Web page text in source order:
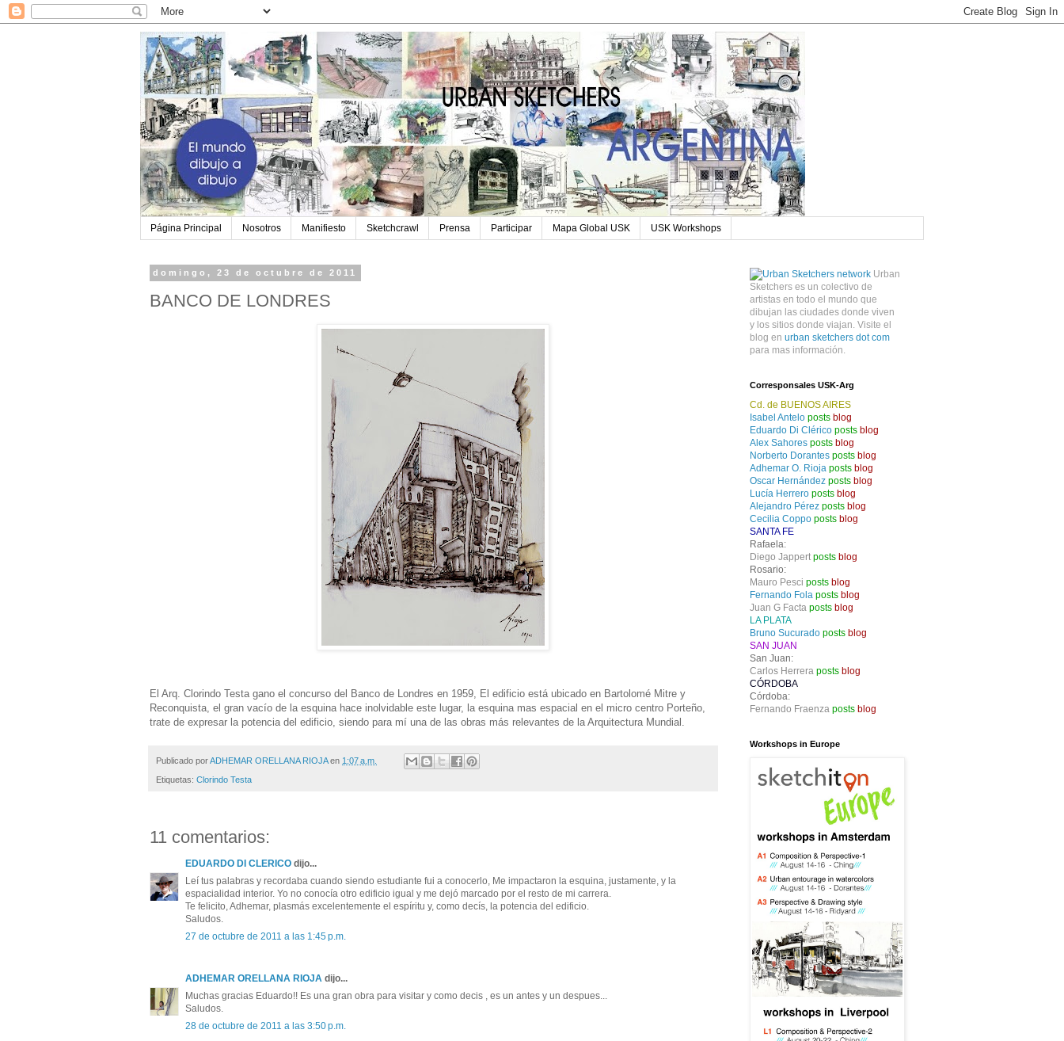
Página Principal Nosotros Manifiesto Sketchcrawl Prensa Participar Mapa Global USK USK Workshops
domingo, 23 de octubre de 2011
BANCO DE LONDRES
El Arq. Clorindo Testa gano el concurso del Banco de Londres en 1959, El edificio está ubicado en Bartolomé Mitre y
Reconquista, el gran vacío de la esquina hace inolvidable este lugar, la esquina mas espacial en el micro centro Porteño,
trate de expresar la potencia del edificio, siendo para mí una de las obras más relevantes de la Arquitectura Mundial.
Publicado porADHEMAR ORELLANA RIOJA en 1:07 a.m.
Etiquetas: Clorindo Testa
11 comentarios:
EDUARDO DI CLERICO dijo...
Leí tus palabras y recordaba cuando siendo estudiante fui a conocerlo, Me impactaron la esquina, justamente, y la
espacialidad interior. Yo no conocía otro edificio igual y me dejó marcado por el resto de mi carrera.
Te felicito, Adhemar, plasmás excelentemente el espíritu y, como decís, la potencia del edificio.
Saludos.
27 de octubre de 2011 a las 1:45 p.m.
ADHEMAR ORELLANA RIOJA dijo...
Muchas gracias Eduardo!! Es una gran obra para visitar y como decis , es un antes y un despues...
Saludos.
28 de octubre de 2011 a las 3:50 p.m.
Urban
Sketchers es un colectivo de
artistas en todo el mundo que
dibujan las ciudades donde viven
y los sitios donde viajan. Visite el
blog en urban sketchers dot com
para mas información.
Corresponsales USK-Arg
Cd. de BUENOS AIRES
Isabel Antelo posts blog
Eduardo Di Clérico posts blog
Alex Sahores posts blog
Norberto Dorantes posts blog
Adhemar O. Rioja posts blog
Oscar Hernández posts blog
Lucía Herrero posts blog
Alejandro Pérez posts blog
Cecilia Coppo posts blog
SANTA FE
Rafaela:
Diego Jappert posts blog
Rosario:
Mauro Pesci posts blog
Fernando Fola posts blog
Juan G Facta posts blog
LA PLATA
Bruno Sucurado posts blog
SAN JUAN
San Juan:
Carlos Herrera posts blog
CÓRDOBA
Córdoba:
Fernando Fraenza posts blog
Workshops in Europe